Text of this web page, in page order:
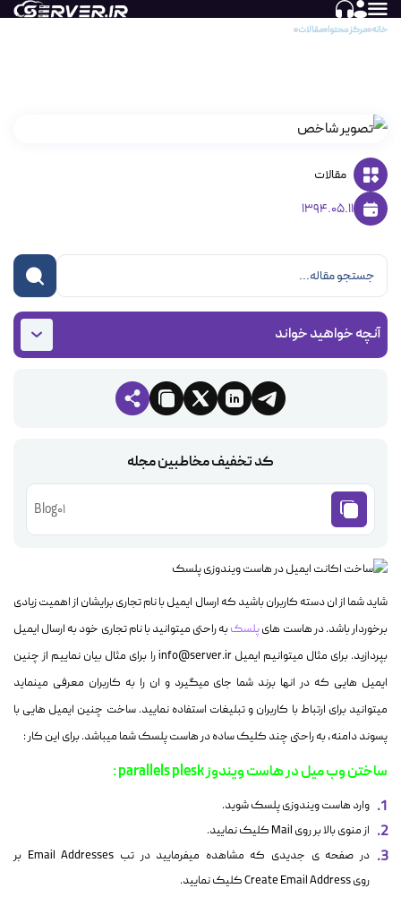
خانه مرکز محتوا مقالات
مقالات
1394.05.11
آنچه خواهید خواند
کد تخفیف مخاطبین مجله
Blog01
شاید شما از ان دسته کاربران باشید که ارسال ایمیل با نام تجاری برایشان از اهمیت زیادی
برخوردار باشد. در هاست هایپلسکبه راحتی میتوانید با نام تجاری خود به ارسال ایمیل
بپردازید. برای مثال میتوانیم ایمیل info@server.ir را برای مثال بیان نماییم از چنین
ایمیل هایی که در انها برند شما جای میگیرد و ان را به کاربران معرفی مینماید
میتوانید برای ارتباط با کاربران و تبلیغات استفاده نمایید. ساخت چنین ایمیل هایی با
پسوند دامنه، به راحتی چند کلیک ساده در هاست پلسک شما میباشد. برای این کار :
ساختن وب میل در هاست ویندوز parallels plesk :
وارد هاست ویندوزی پلسک شوید.
از منوی بالا بر روی Mail کلیک نمایید.
در صفحه ی جدیدی که مشاهده میفرمایید در تب Email Addresses بر
رویCreate Email Address کلیک نمایید.